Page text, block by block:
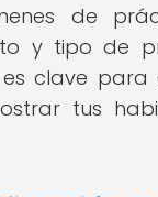
de
y tipo de
clave
tus